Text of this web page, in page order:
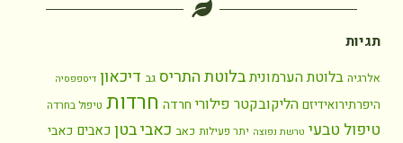
תגיות
אלרגיה בלוטת הערמוניתבלוטת התריס גב דיכאון דיספפסיה
היפרתירואידיזם הליקובקטר פילורי חרדה חרדות טיפול בחרדה
טיפול טבעי טרשת נפוצה יתר פעילות כאב כאבי בטן כאבים כאבי